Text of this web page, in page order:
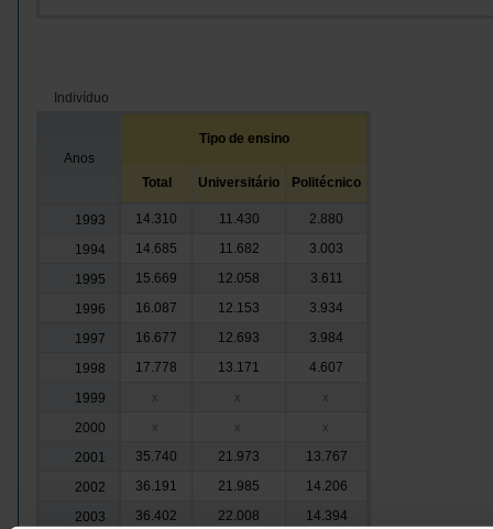
Indivíduo
Anos
Tipo de ensino
Total Universitário Politécnico
1993 14.310 11.430
2.880
1994
14.685 11.682
3.003
1995
15.669 12.058
3.611
1996
16.087 12.153
3.934
1997
16.677 12.693
3.984
1998
17.778 13.171
4.607
1999
x x x
2000 x x x
2001 35.740 21.973
13.767
2002
36.191 21.985
14.206
2003
36.402 22.008
14.394